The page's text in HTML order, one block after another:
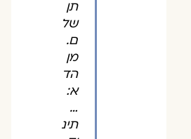
תן
של
ם.
מן
הד
א:
…
תינ